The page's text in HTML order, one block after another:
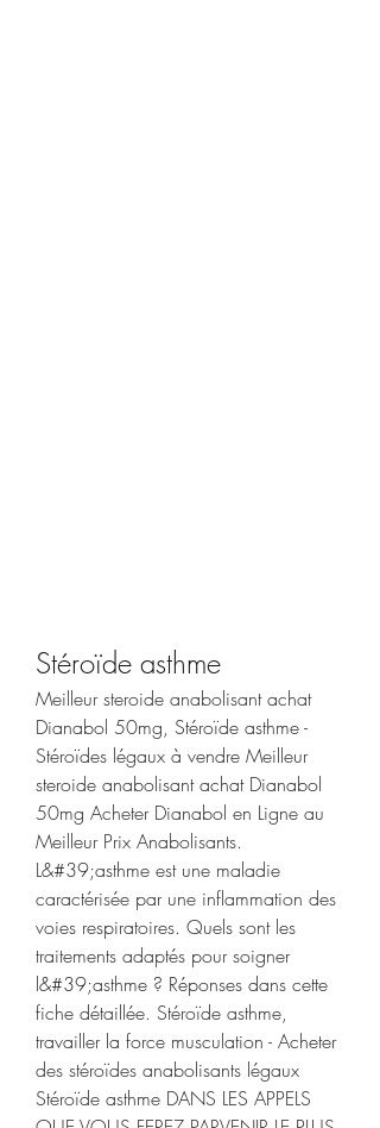
Stéroïde asthme
Meilleur steroide anabolisant achat
Dianabol 50mg, Stéroïde asthme -
Stéroïdes légaux à vendre Meilleur
steroide anabolisant achat Dianabol
50mg Acheter Dianabol en Ligne au
Meilleur Prix Anabolisants.
L&#39;asthme est une maladie
caractérisée par une inflammation des
voies respiratoires. Quels sont les
traitements adaptés pour soigner
l&#39;asthme ? Réponses dans cette
fiche détaillée. Stéroïde asthme,
travailler la force musculation - Acheter
des stéroïdes anabolisants légaux
Stéroïde asthme DANS LES APPELS